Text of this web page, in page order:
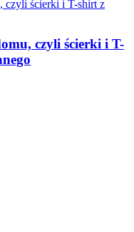
czyli ścierki i T-